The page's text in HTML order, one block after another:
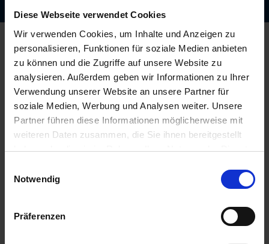
Diese Webseite verwendet Cookies
Wir verwenden Cookies, um Inhalte und Anzeigen zu
personalisieren, Funktionen für soziale Medien anbieten
zu können und die Zugriffe auf unsere Website zu
analysieren. Außerdem geben wir Informationen zu Ihrer
Verwendung unserer Website an unsere Partner für
soziale Medien, Werbung und Analysen weiter. Unsere
Partner führen diese Informationen möglicherweise mit
weiteren Daten zusammen, die Sie ihnen bereitgestellt
haben oder die sie im Rahmen Ihrer Nutzung der Dienste
Notwendig
Präferenzen
Kontakt
AgrarOnline GmbH
Bahnhofsallee 44
23909 Ratzeburg
info@myagrar.de
+49 4541 8668 290